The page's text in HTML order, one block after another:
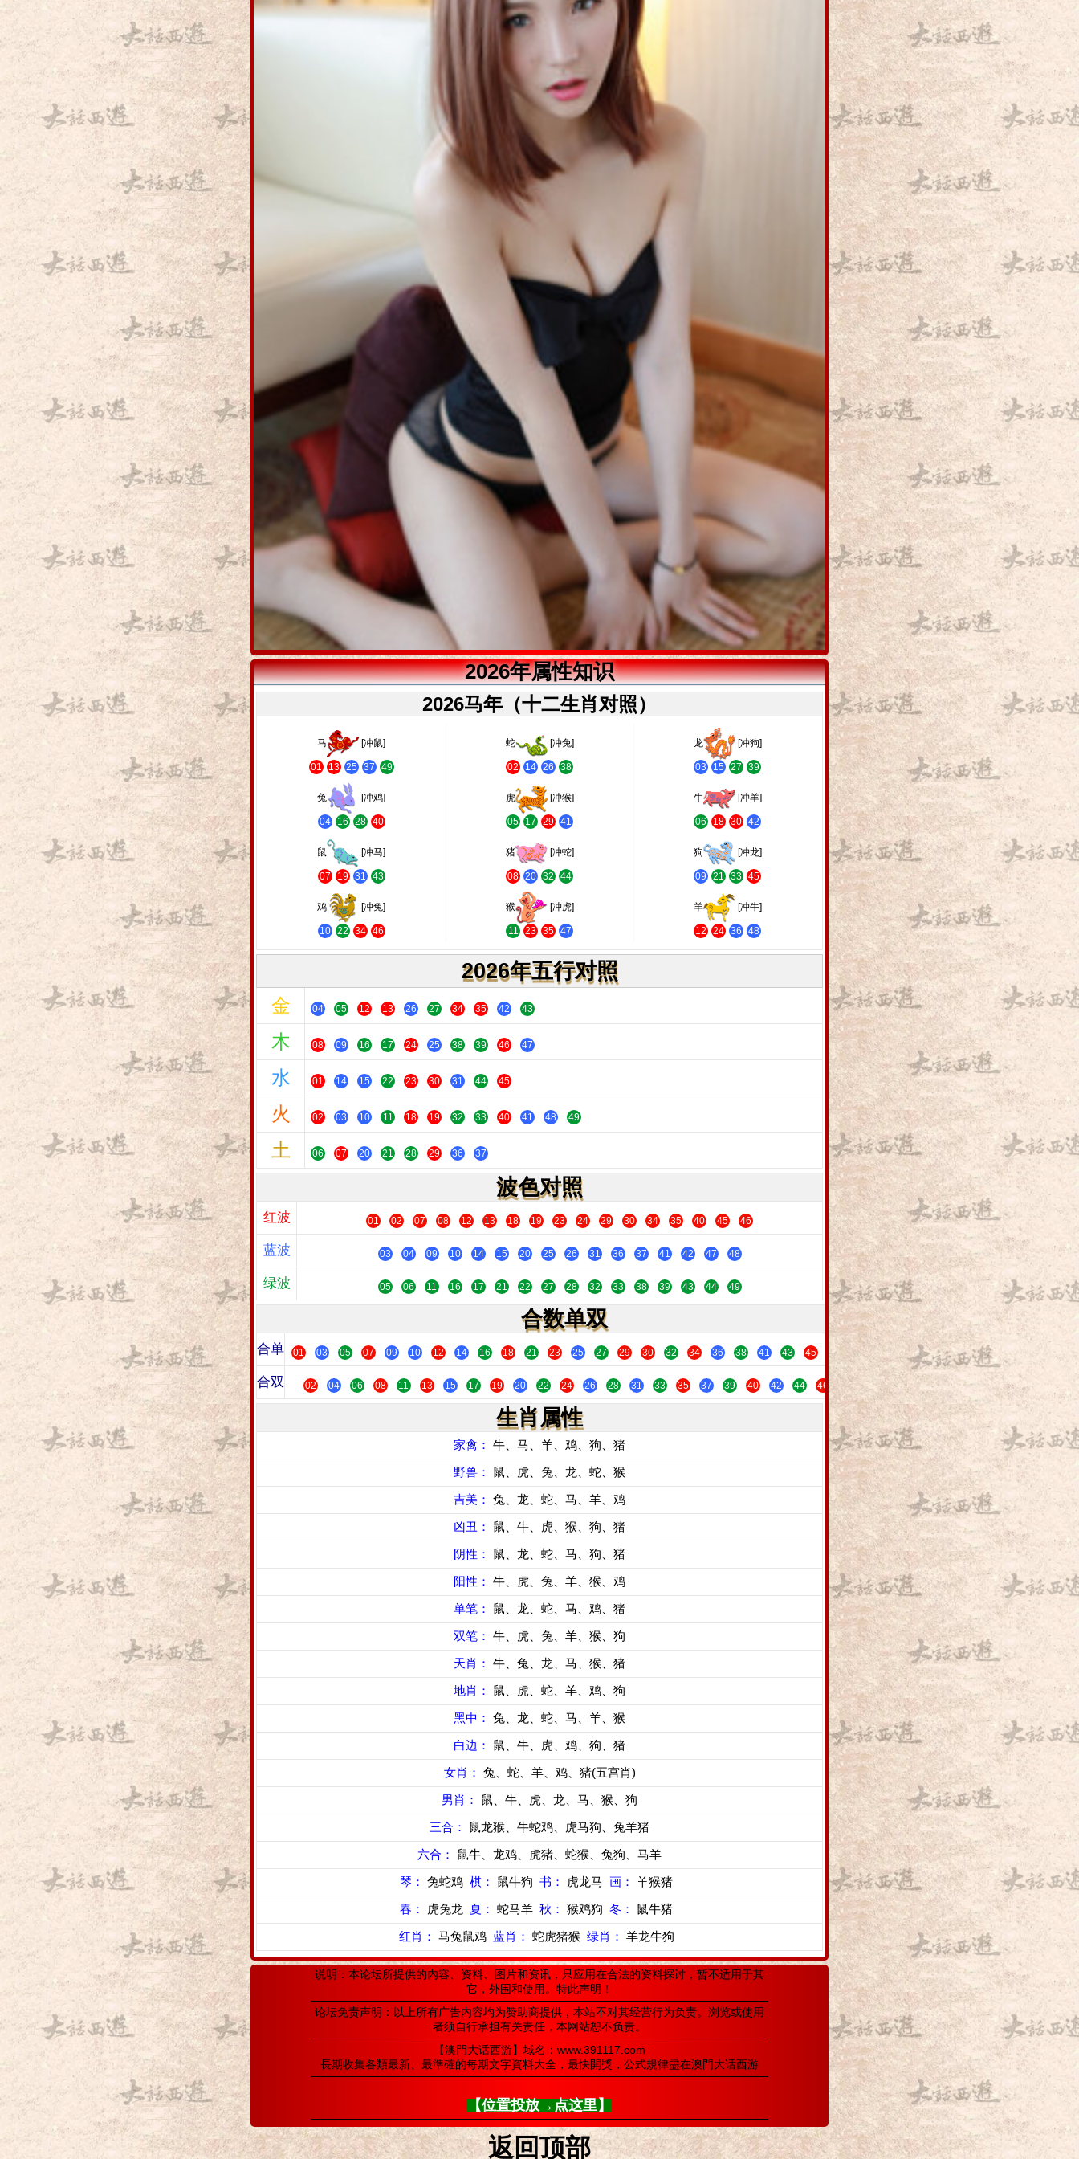
2026年属性知识
2026马年（十二生肖对照）
马 [冲鼠]
01 13 25 37 49
蛇 [冲兔]
02 14 26 38
龙 [冲狗]
03 15 27 39
兔 [冲鸡]
04 16 28 40
虎 [冲猴]
05 17 29 41
牛 [冲羊]
06 18 30 42
鼠 [冲马]
07 19 31 43
猪 [冲蛇]
08 20 32 44
狗 [冲龙]
09 21 33 45
鸡 [冲兔]
10 22 34 46
猴 [冲虎]
11 23 35 47
羊 [冲牛]
12 24 36 48
2026年五行对照
金 04 05 12 13 26 27 34 35 42 43
木 08 09 16 17 24 25 38 39 46 47
水 01 14 15 22 23 30 31 44 45
火 02 03 10 11 18 19 32 33 40 41 48 49
土 06 07 20 21 28 29 36 37
波色对照
红波 01 02 07 08 12 13 18 19 23 24 29 30 34 35 40 45 46
蓝波 03 04 09 10 14 15 20 25 26 31 36 37 41 42 47 48
绿波 05 06 11 16 17 21 22 27 28 32 33 38 39 43 44 49
合数单双
合单 01 03 05 07 09 10 12 14 16 18 21 23 25 27 29 30 32 34 36 38 41 43 45 47 49
合双 02 04 06 08 11 13 15 17 19 20 22 24 26 28 31 33 35 37 39 40 42 44 46 48
生肖属性
家禽： 牛、马、羊、鸡、狗、猪
野兽： 鼠、虎、兔、龙、蛇、猴
吉美： 兔、龙、蛇、马、羊、鸡
凶丑： 鼠、牛、虎、猴、狗、猪
阴性： 鼠、龙、蛇、马、狗、猪
阳性： 牛、虎、兔、羊、猴、鸡
单笔： 鼠、龙、蛇、马、鸡、猪
双笔： 牛、虎、兔、羊、猴、狗
天肖： 牛、兔、龙、马、猴、猪
地肖： 鼠、虎、蛇、羊、鸡、狗
黑中： 兔、龙、蛇、马、羊、猴
白边： 鼠、牛、虎、鸡、狗、猪
女肖： 兔、蛇、羊、鸡、猪(五宫肖)
男肖： 鼠、牛、虎、龙、马、猴、狗
三合： 鼠龙猴、牛蛇鸡、虎马狗、兔羊猪
六合： 鼠牛、龙鸡、虎猪、蛇猴、兔狗、马羊
琴： 兔蛇鸡 棋： 鼠牛狗 书： 虎龙马 画： 羊猴猪
春：
虎兔龙 夏： 蛇马羊 秋： 猴鸡狗 冬： 鼠牛猪
红肖： 马兔鼠鸡 蓝肖： 蛇虎猪猴 绿肖： 羊龙牛狗
说明：本论坛所提供的内容、资料、图片和资讯，只应用在合法的资料探讨，暂不适用于其
它，外围和使用。特此声明！
论坛免责声明：以上所有广告内容均为赞助商提供，本站不对其经营行为负责。浏览或使用
者须自行承担有关责任，本网站恕不负责。
【澳門大话西游】域名：www.391117.com
長期收集各類最新、最準確的每期文字資料大全，最快開獎，公式規律盡在澳門大话西游
【位置投放→点这里】
返回顶部